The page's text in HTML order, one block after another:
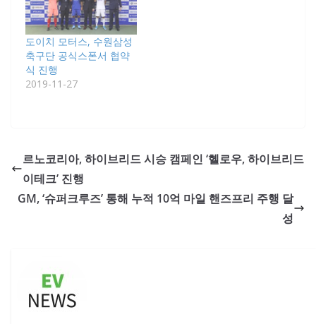
도이치 모터스, 수원삼성
축구단 공식스폰서 협약
식 진행
2019-11-27
르노코리아, 하이브리드 시승 캠페인 ‘헬로우, 하이브리드
이테크’ 진행
GM, ‘슈퍼크루즈’ 통해 누적 10억 마일 핸즈프리 주행 달
성